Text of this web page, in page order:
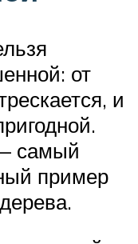
от
и
самый
пример